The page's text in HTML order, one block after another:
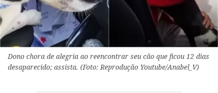
Dono chora de alegria ao reencontrar seu cão que ficou 12 dias
desaparecido; assista. (Foto: Reprodução Youtube/Anabel_V)